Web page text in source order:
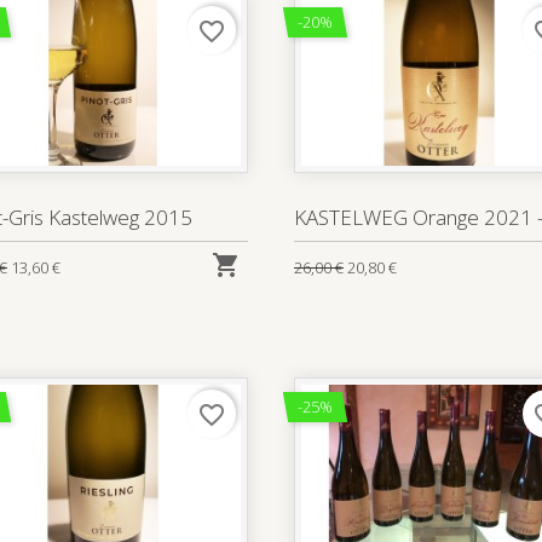
Gris Kastelweg 2015
13,60 € 
favorite_border -20%
KASTELWEG Orange 2021
26,00 €20,80 €
favorite_border -25%